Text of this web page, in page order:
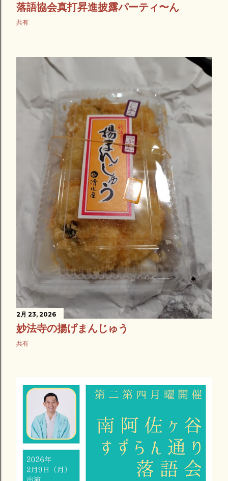
落語協会真打昇進披露パーティ〜ん
共有
2月 23, 2026
妙法寺の揚げまんじゅう
共有